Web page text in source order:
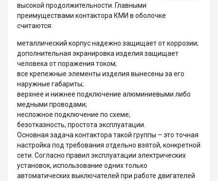
высокой продолжительности. Главными
преимуществами контактора КМИ в оболочке
считаются:
металлический корпус надежно защищает от коррозии;
дополнительная экранировка изделия защищает
человека от поражения током;
все крепежные элементы изделия вынесены за его
наружные габариты;
верхнее и нижнее подключение алюминиевыми либо
медными проводами;
несложное подключение по схеме;
безотказность, простота эксплуатации.
Основная задача контактора такой группы – это точная
настройка под требования отдельно взятой, конкретной
сети. Согласно правил эксплуатации электрических
установок, использование одних только
автоматических выключателей при работе двигателей